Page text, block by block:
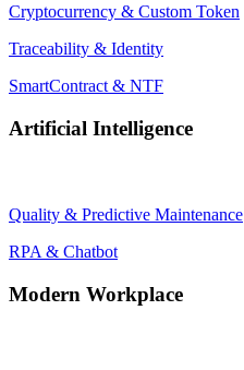
Cryptocurrency & Custom Token
Traceability & Identity
SmartContract & NTF
Artificial Intelligence
Quality & Predictive Maintenance
RPA & Chatbot
Modern Workplace